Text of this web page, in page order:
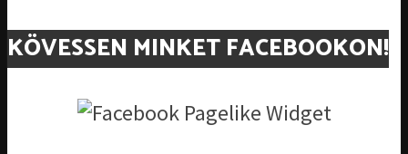
KÖVESSEN MINKET FACEBOOKON!